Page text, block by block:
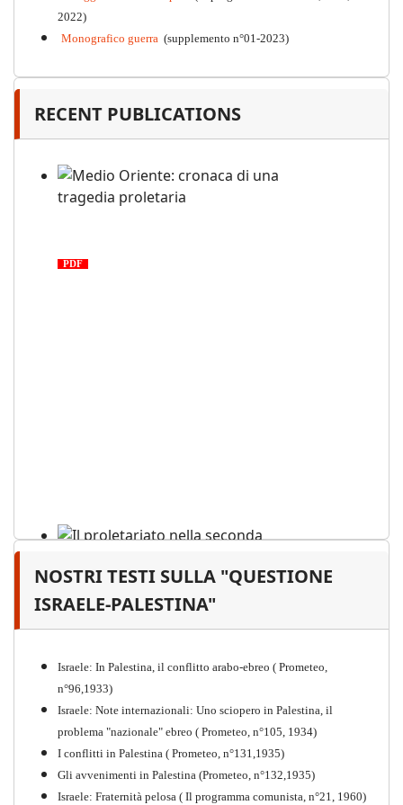
2022)
Monografico guerra (supplemento n°01-2023)
RECENT PUBLICATIONS
PDF
Il proletariato nella seconda
guerra mondiale e nella
NOSTRI TESTI SULLA "QUESTIONE
ISRAELE-PALESTINA"
Israele: In Palestina, il conflitto arabo-ebreo ( Prometeo,
n°96,1933)
Israele: Note internazionali: Uno sciopero in Palestina, il
problema "nazionale" ebreo ( Prometeo, n°105, 1934)
I conflitti in Palestina ( Prometeo, n°131,1935)
Gli avvenimenti in Palestina (Prometeo, n°132,1935)
Israele: Fraternità pelosa ( Il programma comunista, n°21, 1960)